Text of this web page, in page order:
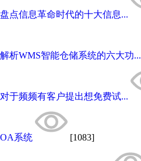
盘点信息革命时代的十大信息...
解析WMS智能仓储系统的六大功...
对于频频有客户提出想免费试...
OA系统 [1083]